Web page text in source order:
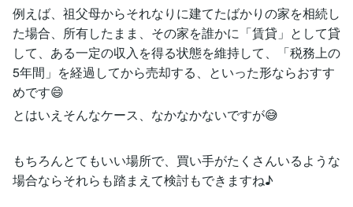
例えば、祖父母からそれなりに建てたばかりの家を相続し
た場合、所有したまま、その家を誰かに「賃貸」として貸
して、ある一定の収入を得る状態を維持して、「税務上の
5年間」を経過してから売却する、といった形ならおすす
めです😄
とはいえそんなケース、なかなかないですが😅
もちろんとてもいい場所で、買い手がたくさんいるような
場合ならそれらも踏まえて検討もできますね♪